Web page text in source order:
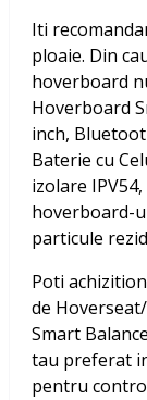
Iti
ploaie. Din
hoverboard
Hoverboard
inch,
Baterie cu
izolare
hoverboard-
particule
Poti
de
Smart
tau preferat
pentru